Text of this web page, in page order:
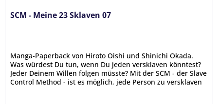
SCM - Meine 23 Sklaven 07
Manga-Paperback von Hiroto Oishi und Shinichi Okada.
Was würdest Du tun, wenn Du jeden versklaven könntest?
Jeder Deinem Willen folgen müsste? Mit der SCM - der Slave
Control Method - ist es möglich, jede Person zu versklaven